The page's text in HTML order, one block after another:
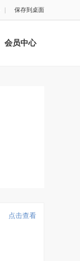
保存到桌面
会员中心
点击查看